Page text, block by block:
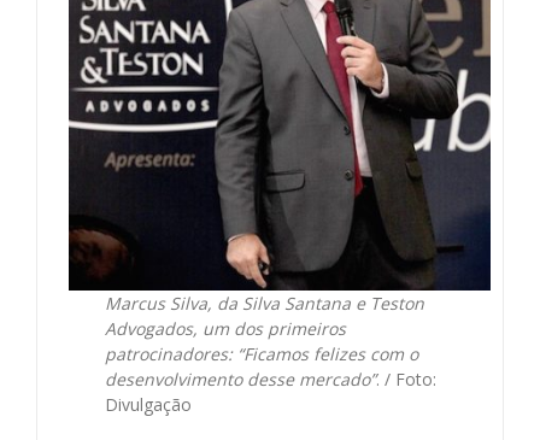
Marcus Silva, da Silva Santana e Teston
Advogados, um dos primeiros
patrocinadores: “Ficamos felizes com o
desenvolvimento desse mercado”. / Foto:
Divulgação